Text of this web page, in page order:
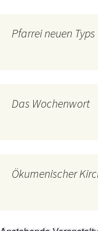
Pfarrei neuen Typs
Das Wochenwort
Ökumenischer